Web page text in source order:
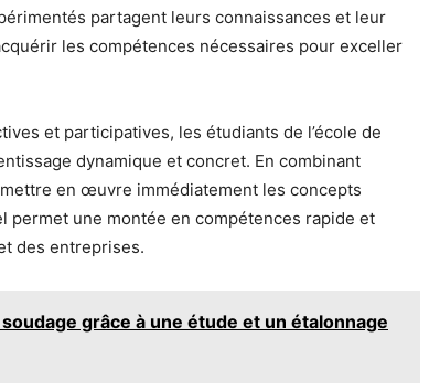
partagent leurs connaissances et leur
les compétences nécessaires pour exceller
et participatives, les étudiants de l’école de
dynamique et concret. En combinant
en œuvre immédiatement les concepts
permet une montée en compétences rapide et
des entreprises.
grâce à une étude et un étalonnage